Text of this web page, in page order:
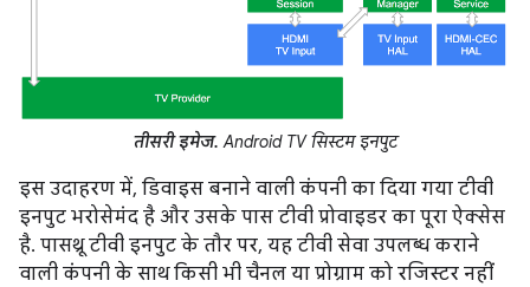
तीसरी इमेज. Android TV सिस्टम इनपुट
इस उदाहरण में, डिवाइस बनाने वाली कंपनी का दिया गया टीवी
इनपुट भरोसेमंद है और उसके पास टीवी प्रोवाइडर का पूरा ऐक्सेस
है. पासथ्रू टीवी इनपुट के तौर पर, यह टीवी सेवा उपलब्ध कराने
वाली कंपनी के साथ किसी भी चैनल या प्रोग्राम को रजिस्टर नहीं